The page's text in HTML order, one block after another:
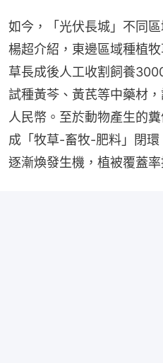
如今，「光伏長城」不同
楊超介紹，東邊區域種植
草長成後人工收割飼養
試種黃芩、黃芪等中藥材
人民幣。至於動物產生的
成「牧草-畜牧-肥料」閉
逐漸煥發生機，植被覆蓋